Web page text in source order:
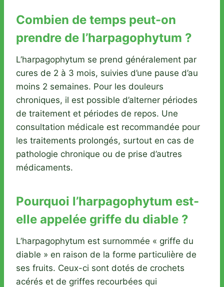
Combien de temps peut-on
prendre de l’harpagophytum ?
L’harpagophytum se prend généralement par
cures de 2 à 3 mois, suivies d’une pause d’au
moins 2 semaines. Pour les douleurs
chroniques, il est possible d’alterner périodes
de traitement et périodes de repos. Une
consultation médicale est recommandée pour
les traitements prolongés, surtout en cas de
pathologie chronique ou de prise d’autres
médicaments.
Pourquoi l’harpagophytum est-
elle appelée griffe du diable ?
L’harpagophytum est surnommée « griffe du
diable » en raison de la forme particulière de
ses fruits. Ceux-ci sont dotés de crochets
acérés et de griffes recourbées qui